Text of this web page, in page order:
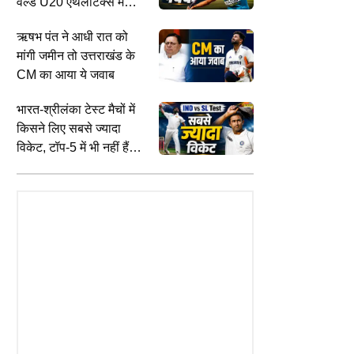
INDIA
PM मोदी से मिले राघव चड्ढा, भेंट की
भगवान गणेश की मूर्ति, बोले- ये सुबह हमेशा
ऋषभ पंत ने आधी रात को
मांगी जमीन तो उत्तराखंड के
CM का आया ये जवाब
भारत-श्रीलंका टेस्ट मैचों में
किसने लिए सबसे ज्यादा
विकेट, टॉप-5 में भी नहीं हैं